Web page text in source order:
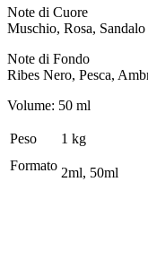
Note di Cuore
Muschio, Rosa, Sandalo
Note di Fondo
Ribes Nero, Pesca,
Volume: 50 ml
Peso
1 kg
Formato 2ml, 50ml